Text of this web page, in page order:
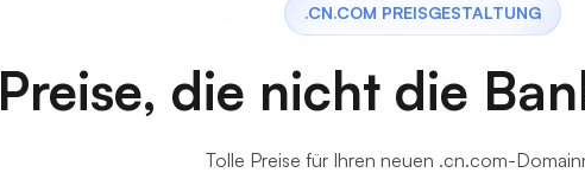
.CN.COM PREISGESTALTUNG
Preise, die nicht die
Tolle Preise für Ihren neuen .cn.com-